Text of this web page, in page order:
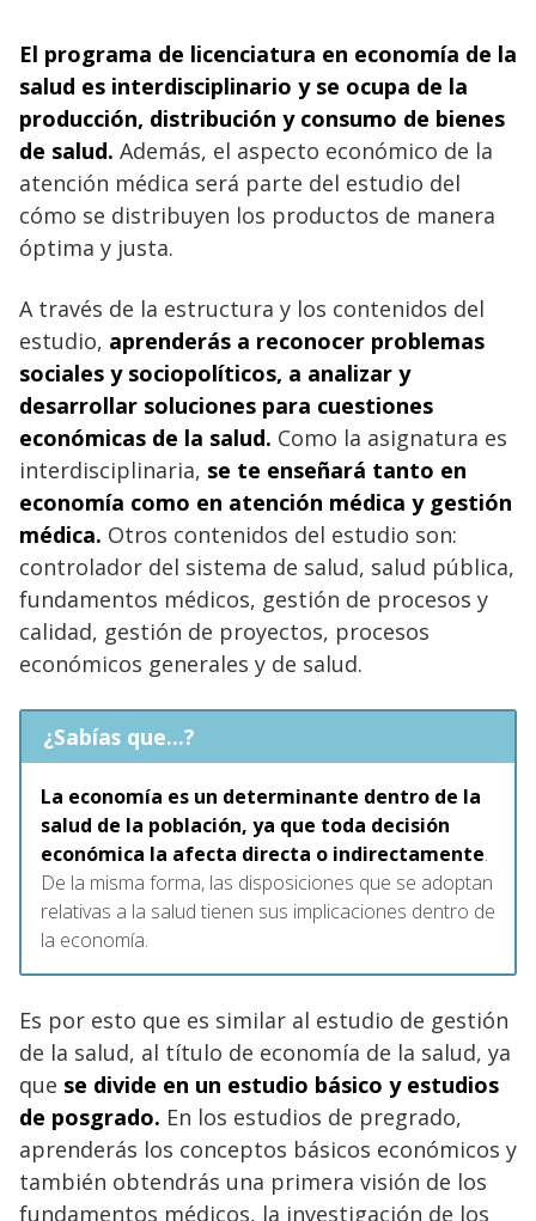
El programa de licenciatura en economía de la
salud es interdisciplinario y se ocupa de la
producción, distribución y consumo de bienes
de salud. Además, el aspecto económico de la
atención médica será parte del estudio del
cómo se distribuyen los productos de manera
óptima y justa.
A través de la estructura y los contenidos del
estudio, aprenderás a reconocer problemas
sociales y sociopolíticos, a analizar y
desarrollar soluciones para cuestiones
económicas de la salud. Como la asignatura es
interdisciplinaria, se te enseñará tanto en
economía como en atención médica y gestión
médica. Otros contenidos del estudio son:
controlador del sistema de salud, salud pública,
fundamentos médicos, gestión de procesos y
calidad, gestión de proyectos, procesos
económicos generales y de salud.
¿Sabías que...?
La economía es un determinante dentro de la
salud de la población, ya que toda decisión
económica la afecta directa o indirectamente.
De la misma forma, las disposiciones que se adoptan
relativas a la salud tienen sus implicaciones dentro de
la economía.
Es por esto que es similar al estudio de gestión
de la salud, al título de economía de la salud, ya
que se divide en un estudio básico y estudios
de posgrado. En los estudios de pregrado,
aprenderás los conceptos básicos económicos y
también obtendrás una primera visión de los
fundamentos médicos, la investigación de los